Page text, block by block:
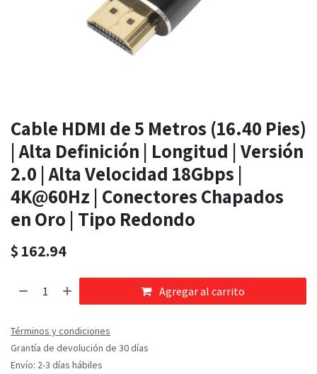
Cable HDMI de 5 Metros (16.40 Pies)
| Alta Definición | Longitud | Versión
2.0 | Alta Velocidad 18Gbps |
4K@60Hz | Conectores Chapados
en Oro | Tipo Redondo
$ 162.94
Agregar al carrito
Términos y condiciones
Grantía de devolución de 30 días
Envío: 2-3 días hábiles